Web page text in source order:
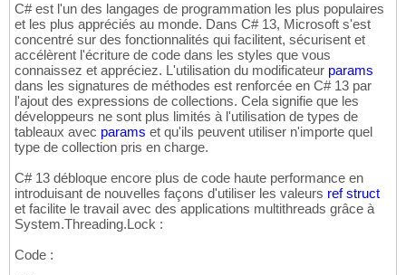
C# est l'un des langages de programmation les plus populaires
et les plus appréciés au monde. Dans C# 13, Microsoft s'est
concentré sur des fonctionnalités qui facilitent, sécurisent et
accélèrent l'écriture de code dans les styles que vous
connaissez et appréciez. L'utilisation du modificateur params
dans les signatures de méthodes est renforcée en C# 13 par
l'ajout des expressions de collections. Cela signifie que les
développeurs ne sont plus limités à l'utilisation de types de
tableaux avec params et qu'ils peuvent utiliser n'importe quel
type de collection pris en charge.
C# 13 débloque encore plus de code haute performance en
introduisant de nouvelles façons d'utiliser les valeurs ref struct
et facilite le travail avec des applications multithreads grâce à
System.Threading.Lock :
Code :